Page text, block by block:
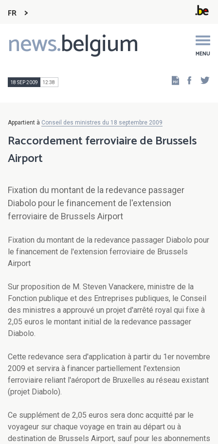
FR
news.belgium MENU
Main
navigation
18 SEP 2009 12:38
Appartient à Conseil des ministres du 18 septembre 2009
Raccordement ferroviaire de Brussels
Airport
Fixation du montant de la redevance passager
Diabolo pour le financement de l'extension
ferroviaire de Brussels Airport
Fixation du montant de la redevance passager Diabolo pour
le financement de l'extension ferroviaire de Brussels
Airport
Sur proposition de M. Steven Vanackere, ministre de la
Fonction publique et des Entreprises publiques, le Conseil
des ministres a approuvé un projet d'arrêté royal qui fixe à
2,05 euros le montant initial de la redevance passager
Diabolo.
Cette redevance sera d'application à partir du 1er novembre
2009 et servira à financer partiellement l'extension
ferroviaire reliant l'aéroport de Bruxelles au réseau existant
(projet Diabolo).
Ce supplément de 2,05 euros sera donc acquitté par le
voyageur sur chaque voyage en train au départ ou à
destination de Brussels Airport, sauf pour les abonnements